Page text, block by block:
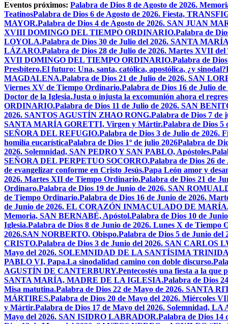
Eventos próximos: Palabra de Dios 8 de Agosto de 2026.
TeatinosPalabra de Dios 6 de Agosto de 2026. Fiesta,
MAYOR.Palabra de Dios 4 de Agosto de 2026. SAN JUAN
XVIII DOMINGO DEL TIEMPO ORDINARIO.Palabra de
LOYOLA.Palabra de Dios 30 de Julio del 2026. SANTA
LÁZARO.Palabra de Dios 28 de Julio de 2026. Martes XVII
XVII DOMINGO DEL TIEMPO ORDINARIO.Palabra de
Presbítero.El futuro: Una, santa, católica, apostólica, ¿y sinodal?
MAGDALENA.Palabra de Dios 21 de Julio de 2026. SAN
Viernes XV de Tiempo Ordinario.Palabra de Dios 16 de Julio
Doctor de la Iglesia.Justa o injusta la excomunión ahora el
ORDINARIO.Palabra de Dios 11 de Julio de 2026. SAN
2026. SANTOS AGUSTÍN ZHAO RONG.Palabra de Dios 7 de
SANTA MARÍA GORETTI, Virgen y Mártir.Palabra de Dios
SEÑORA DEL REFUGIO.Palabra de Dios 3 de Julio de 2026.
homilía eucarísticaPalabra de Dios 1º de julio 2026Palabra de
2026. Solemnidad, SAN PEDRO Y SAN PABLO, Apóstoles.
SEÑORA DEL PERPETUO SOCORRO.Palabra de Dios 26
de evangelizar conforme en Cristo Jesús.Papa León amor y
2026. Martes XII de Tiempo Ordinario.Palabra de Dios 21 de
Ordinaro.Palabra de Dios 19 de Junio de 2026. SAN
de Tiempo Ordinario.Palabra de Dios 16 de Junio de 2026.
de Junio de 2026. EL CORAZÓN INMACULADO DE
Memoria, SAN BERNABÉ, Apóstol.Palabra de Dios 10 de
Iglesia.Palabra de Dios 8 de Junio de 2026. Lunes X de Tiempo
2026.SAN NORBERTO, Obispo.Palabra de Dios 5 de Junio
CRISTO.Palabra de Dios 3 de Junio del 2026. SAN CARLOS
Mayo del 2026. SOLEMNIDAD DE LA SANTÍSIMA
PABLO VI, Papa.La sinodalidad camino con doble discurso.
AGUSTÍN DE CANTERBURY.Pentecostés una fiesta a la que
SANTA MARÍA, MADRE DE LA IGLESIA.Palabra de Dios
Misa matutina.Palabra de Dios 22 de Mayo de 2026. SANTA
MÁRTIRES.Palabra de Dios 20 de Mayo del 2026. Miércoles
y Mártir.Palabra de Dios 17 de Mayo del 2026. Solemnidad,
Mayo del 2026. SAN ISIDRO LABRADOR.Palabra de Dios 14